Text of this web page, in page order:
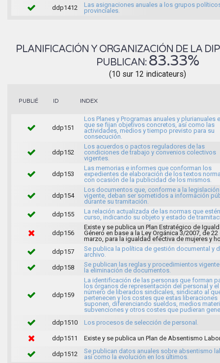
ddp1412
Las asignaciones anuales a los grupos
provinciales.
PLANIFICACIÓN Y ORGANIZACIÓN DE LA
PUBLICAN: 83.33%
(10 sur 12 indicateurs)
PUBLIÉ ID INDEX
ddp151
Los Planes y Programas anuales y plurianuales
que se fijan objetivos concretos, así como las
actividades, medios y tiempo previsto para su
consecución.
ddp152
Los acuerdos o pactos reguladores de las
condiciones de trabajo y convenios colectivos
vigentes.
ddp153
Las memorias e informes que conforman los
expedientes de elaboración de los textos
con ocasión de la publicidad de los mismos.
ddp154
Los documentos que, conforme a la legislación
vigente, deban ser sometidos a información
durante su tramitación.
ddp155
La relación actualizada de las normas que
curso, indicando su objeto y estado de
ddp156
Existe y se publica un Plan Estratégico de
Género en base a la Ley Orgánica 3/2007, de 22
marzo, para la igualdad efectiva de mujeres y
ddp157
Se publica la política de gestión documental y
archivo.
ddp158
Se publican las reglas y procedimientos
la eliminación de documentos.
ddp159
La identificación de las personas que forman
los órganos de representación del personal y el
número de liberados sindicales, sindicato al
pertenecen y los costes que estas liberaciones
suponen, diferenciando sueldos, medios
subvenciones y otros costes que pudieran
ddp1510
Los procesos de selección de personal.
ddp1511 Existe y se publica un Plan de Absentismo
ddp1512
Se publican datos anuales sobre absentismo
así como la evolución en los últimos.